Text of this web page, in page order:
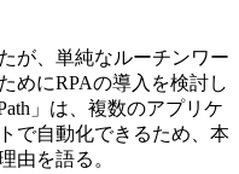
が、単純なルーチンワー
めにRPAの導入を検討し
」は、複数のアプリケ
で自動化できるため、本
由を語る。